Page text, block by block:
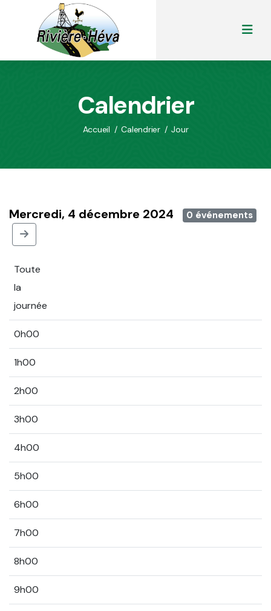
Calendrier
Accueil / Calendrier / Jour
Mercredi, 4 décembre 2024 0 événements
Toute
la
journée
0h00
1h00
2h00
3h00
4h00
5h00
6h00
7h00
8h00
9h00